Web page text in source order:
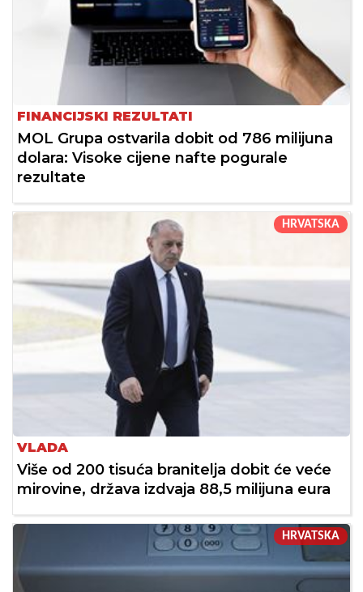
FINANCIJSKI REZULTATI
MOL Grupa ostvarila dobit od 786 milijuna
dolara: Visoke cijene nafte pogurale
rezultate
HRVATSKA
VLADA
Više od 200 tisuća branitelja dobit će veće
mirovine, država izdvaja 88,5 milijuna eura
HRVATSKA